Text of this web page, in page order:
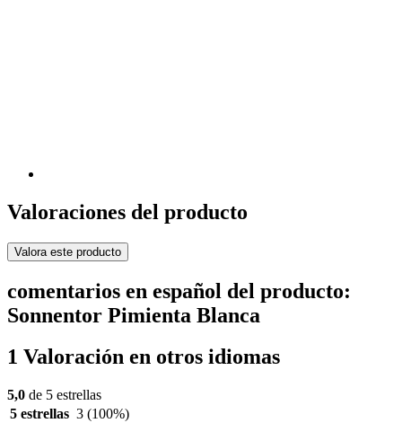
Valoraciones del producto
Valora este producto
comentarios en español del producto:
Sonnentor Pimienta Blanca
1 Valoración en otros idiomas
5,0 de 5 estrellas
5 estrellas 3 (100%)